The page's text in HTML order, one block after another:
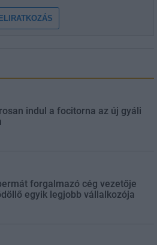
indul a focitorna az új gyáli
forgalmazó cég vezetője
egyik legjobb vállalkozója